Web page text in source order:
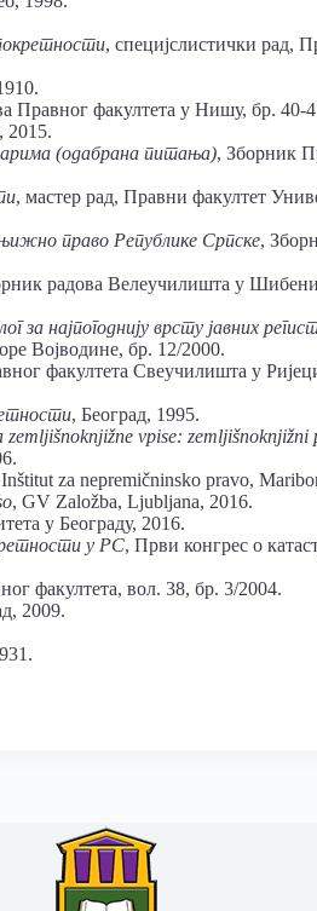
, специјслистички рад,
Правног факултета у Нишу, бр. 40-
2015.
(одабрана питања), Зборник
, мастер рад, Правни факултет
право Републике Српске,
радова Велеучилишта у
најпогоднију врсту јавних
Војводине, бр. 12/2000.
факултета Свеучилишта у
, Београд, 1995.
vpise: zemljišnoknjižni
za nepremičninsko pravo,
, GV Založba, Ljubljana, 2016.
у Београду, 2016.
у РС, Први конгрес о
факултета, вол. 38, бр. 3/2004.
2009.